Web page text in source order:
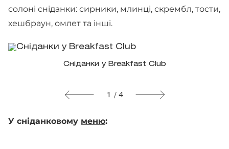
солоні сніданки: сирники, млинці, скрембл, тости,
хешбраун, омлет та інші.
Сніданки у Breakfast Club
1 / 4
У сніданковому меню: